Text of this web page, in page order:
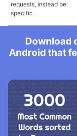
requests, instead be
specific.
Download
Android that